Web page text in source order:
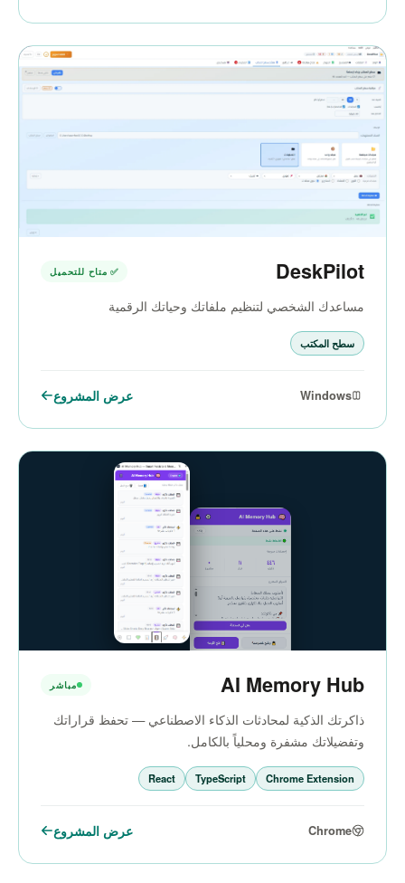
DeskPilot ✅ متاح للتحميل
مساعدك الشخصي لتنظيم ملفاتك وحياتك الرقمية
سطح المكتب
Windows عرض المشروع
AI Memory Hub مباشر
ذاكرتك الذكية لمحادثات الذكاء الاصطناعي — تحفظ قراراتك
وتفضيلاتك مشفرة ومحلياً بالكامل.
Chrome Extension
TypeScript
React
Chrome عرض المشروع